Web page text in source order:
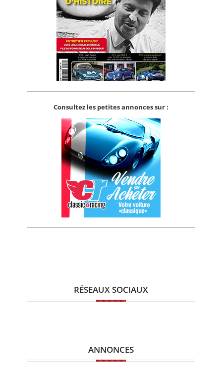
Consultez les petites annonces sur :
RÉSEAUX SOCIAUX
ANNONCES